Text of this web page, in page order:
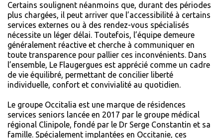
Certains soulignent néanmoins que, durant des périodes
plus chargées, il peut arriver que l’accessibilité à certains
services externes ou à des rendez-vous spécialisés
nécessite un léger délai. Toutefois, l’équipe demeure
généralement réactive et cherche à communiquer en
toute transparence pour pallier ces inconvénients. Dans
l’ensemble, Le Flaugergues est apprécié comme un cadre
de vie équilibré, permettant de concilier liberté
individuelle, confort et convivialité au quotidien.
Le groupe Occitalia est une marque de résidences
services seniors lancée en 2017 par le groupe médical
régional Clinipole, fondé par le Dr Serge Constantin et sa
famille. Spécialement implantées en Occitanie, ces